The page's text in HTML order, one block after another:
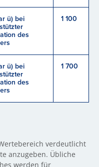
ü) bei
des
1 100
ü) bei
des
1 700
verdeutlicht
anzugeben. Übliche
werden für